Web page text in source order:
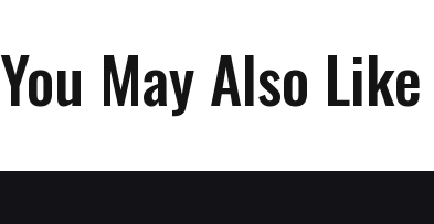
You May Also Like